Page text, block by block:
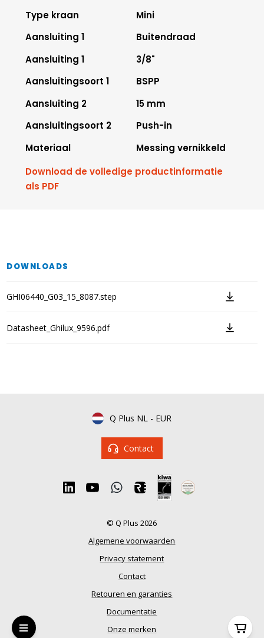
Type kraan
Mini
Aansluiting 1
Buitendraad
Aansluiting 1
3/8"
Aansluitingsoort 1
BSPP
Aansluiting 2
15 mm
Aansluitingsoort 2
Push-in
Materiaal
Messing vernikkeld
Download de volledige productinformatie
als PDF
DOWNLOADS
GHI06440_G03_15_8087.step
Datasheet_Ghilux_9596.pdf
Q Plus NL - EUR
Contact
© Q Plus 2026
Algemene voorwaarden
Privacy statement
Contact
Retouren en garanties
Documentatie
Onze merken